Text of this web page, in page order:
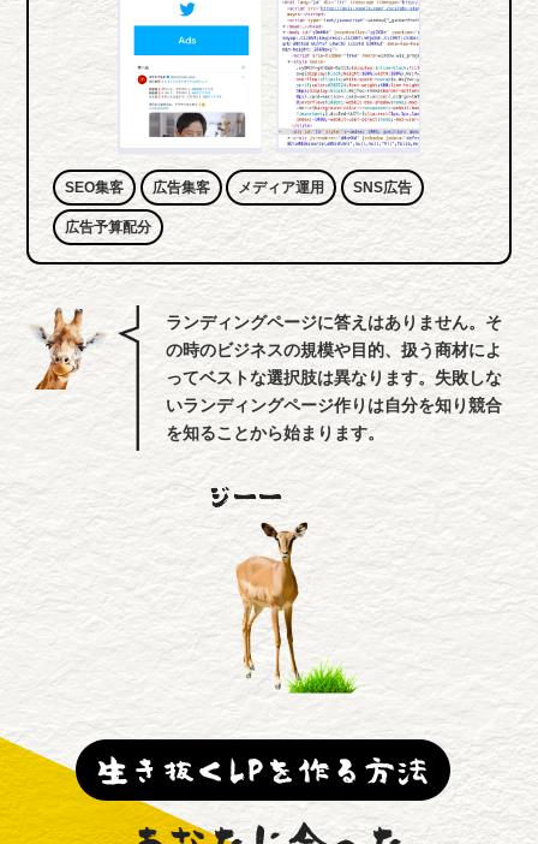
SEO集客 広告集客 メディア運用 SNS広告
広告予算配分
ランディングページに答えはありません。そ
の時のビジネスの規模や目的、扱う商材によ
ってベストな選択肢は異なります。失敗しな
いランディングページ作りは自分を知り競合
を知ることから始まります。